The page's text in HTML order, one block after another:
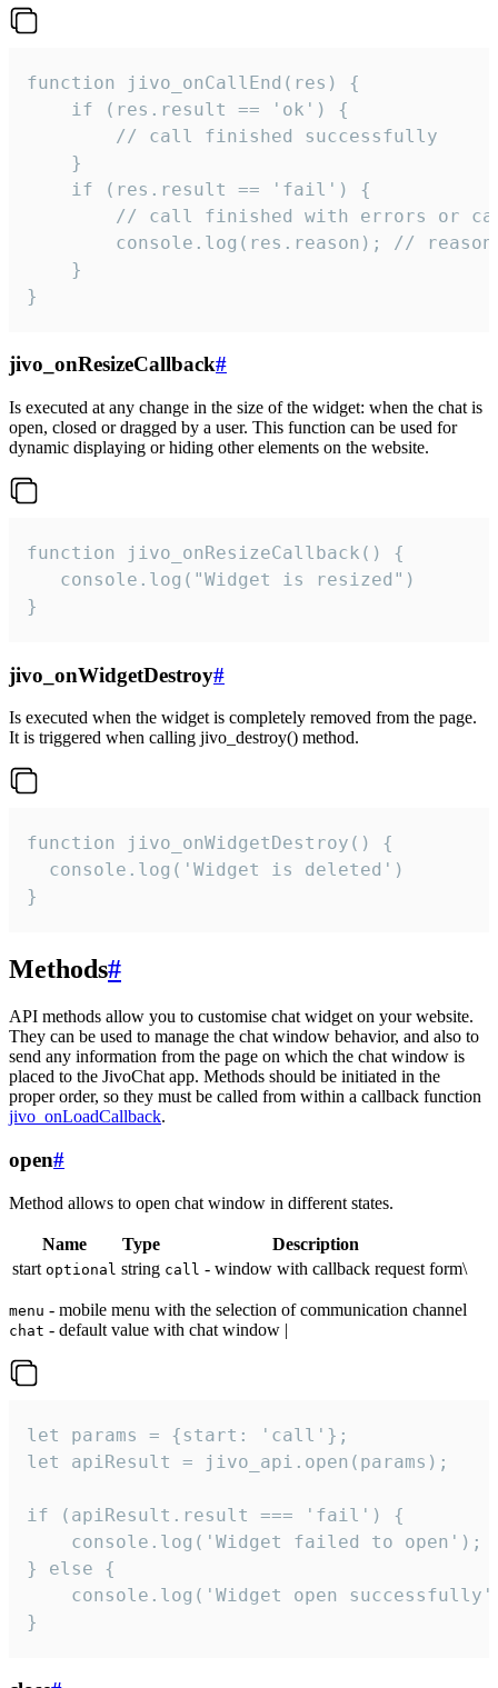
function jivo_onCallEnd(res) {
    if (res.result == 'ok') {
        // call finished successfully
    }
    if (res.result == 'fail') {
// call finished with errors or
console.log(res.reason); //
    }
}
jivo_onResizeCallback#
Is executed at any change in the size of the widget: when the chat is
open, closed or dragged by a user. This function can be used for
dynamic displaying or hiding other elements on the website.
function jivo_onResizeCallback() {
   console.log("Widget is resized")
}
jivo_onWidgetDestroy#
Is executed when the widget is completely removed from the page.
It is triggered when calling jivo_destroy() method.
function jivo_onWidgetDestroy() {
  console.log('Widget is deleted')
}
Methods#
API methods allow you to customise chat widget on your website.
They can be used to manage the chat window behavior, and also to
send any information from the page on which the chat window is
placed to the JivoChat app. Methods should be initiated in the
proper order, so they must be called from within a callback function
jivo_onLoadCallback.
open#
Method allows to open chat window in different states.
Name Type
Description
start optional string call - window with callback request form\
menu - mobile menu with the selection of communication channel
chat - default value with chat window |
let params = {start: 'call'};
let apiResult = jivo_api.open(params);
if (apiResult.result === 'fail') {
    console.log('Widget failed to open');
} else {
console.log('Widget open
}